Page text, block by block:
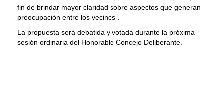
fin de brindar mayor claridad sobre aspectos que generan
preocupación entre los vecinos”.
La propuesta será debatida y votada durante la próxima
sesión ordinaria del Honorable Concejo Deliberante.